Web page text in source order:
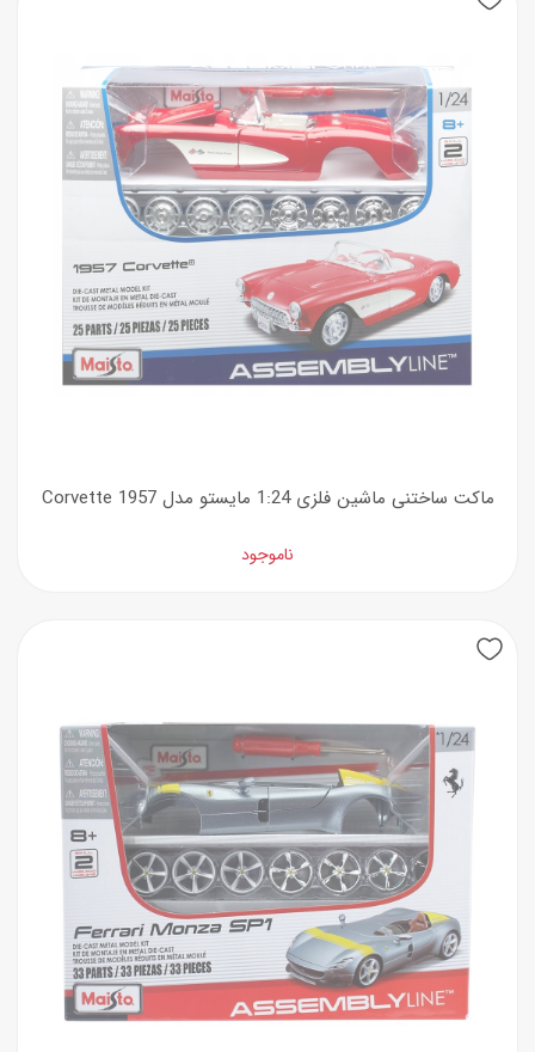
ماکت ساختنی ماشین فلزی 1:24 مایستو مدل Corvette 1957
ناموجود